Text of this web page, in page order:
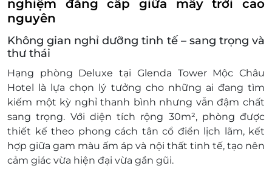
Check in sớm - Check out muộn: tùy thuộc
theo quy định của khách sạn
Điều kiện đặt phòng:
Hotline đặt phòng & tư vấn (9h00-20h00):
1900 2065
Văn phòng HCM: 028.6680 8757
Liên hệ check tình trạng phòng trống trước
khi mua voucher
Điều kiện khác:
Áp dụng 01 e-Voucher/e-Coupon cho 02
nghiệm đẳng cấp giữa mây trời cao
nguyên
Không gian nghỉ dưỡng tinh tế – sang trọng và
thư thái
Hạng phòng Deluxe tại Glenda Tower Mộc Châu
Hotel là lựa chọn lý tưởng cho những ai đang tìm
kiếm một kỳ nghỉ thanh bình nhưng vẫn đậm chất
sang trọng. Với diện tích rộng 30m², phòng được
thiết kế theo phong cách tân cổ điển lịch lãm, kết
hợp giữa gam màu ấm áp và nội thất tinh tế, tạo nên
cảm giác vừa hiện đại vừa gần gũi.